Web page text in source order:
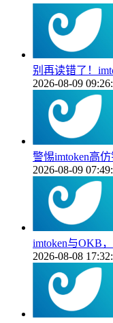
别再读错了！
2026-08-09
警惕imtoken高
2026-08-09
imtoken与OKB
2026-08-08